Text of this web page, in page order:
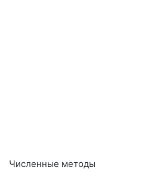
Численные методы